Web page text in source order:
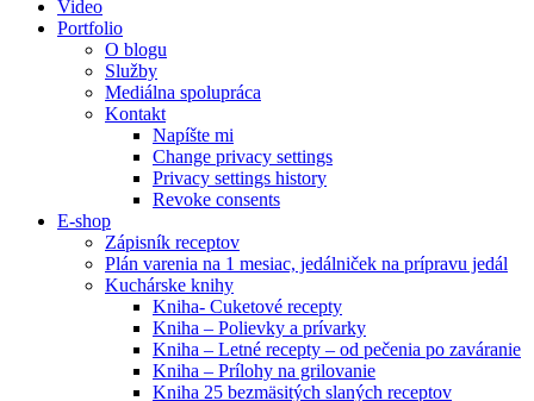
Video
Portfolio
O blogu
Služby
Mediálna spolupráca
Kontakt
Napíšte mi
Change privacy settings
Privacy settings history
Revoke consents
E-shop
Zápisník receptov
Plán varenia na 1 mesiac, jedálniček na prípravu jedál
Kuchárske knihy
Kniha- Cuketové recepty
Kniha – Polievky a prívarky
Kniha – Letné recepty – od pečenia po zaváranie
Kniha – Prílohy na grilovanie
Kniha 25 bezmäsitých slaných receptov